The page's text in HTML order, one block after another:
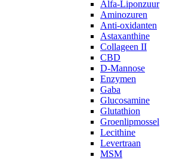
Alfa-Liponzuur
Aminozuren
Anti-oxidanten
Astaxanthine
Collageen II
CBD
D-Mannose
Enzymen
Gaba
Glucosamine
Glutathion
Groenlipmossel
Lecithine
Levertraan
MSM